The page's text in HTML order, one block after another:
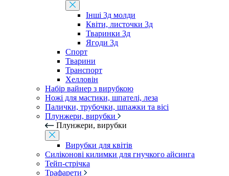
Інші 3д молди
Квіти, листочки 3д
Тваринки 3д
Ягоди 3д
Спорт
Тварини
Транспорт
Хелловін
Набір вайнер з вирубкою
Ножі для мастики, шпателі, леза
Палички, трубочки, шпажки та вісі
Плунжери, вирубки
Плунжери, вирубки
Вирубки для квітів
Силіконові килимки для гнучкого айсинга
Тейп-стрічка
Трафарети